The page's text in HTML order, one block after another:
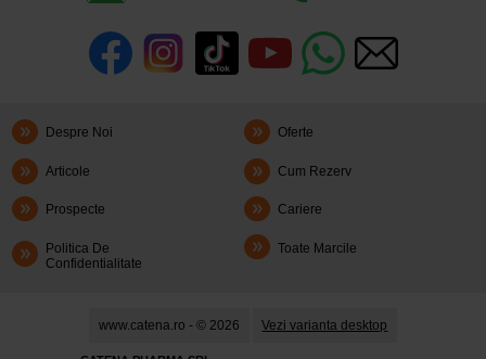
Despre Noi Oferte
Articole Cum Rezerv
Prospecte Cariere
Politica De
Confidentialitate
Toate Marcile
www.catena.ro - © 2026 Vezi varianta desktop